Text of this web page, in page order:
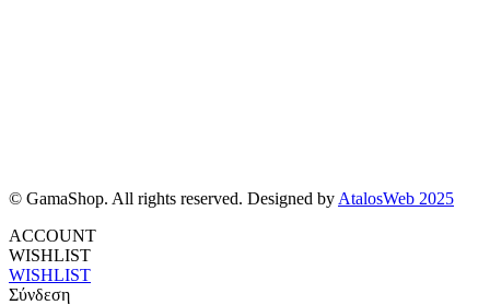
© GamaShop. All rights reserved. Designed by AtalosWeb 2025
ACCOUNT
WISHLIST
WISHLIST
Σύνδεση